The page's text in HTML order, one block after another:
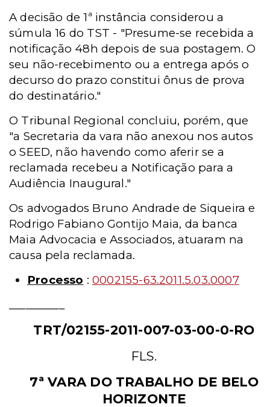
A decisão de 1ª instância considerou a
súmula 16 do TST - "Presume-se recebida a
notificação 48h depois de sua postagem. O
seu não-recebimento ou a entrega após o
decurso do prazo constitui ônus de prova
do destinatário."
O Tribunal Regional concluiu, porém, que
"a Secretaria da vara não anexou nos autos
o SEED, não havendo como aferir se a
reclamada recebeu a Notificação para a
Audiência Inaugural."
Os advogados Bruno Andrade de Siqueira e
Rodrigo Fabiano Gontijo Maia, da banca
Maia Advocacia e Associados, atuaram na
causa pela reclamada.
Processo :0002155-63.2011.5.03.0007
TRT/02155-2011-007-03-00-0-RO
FLS.
7ª VARA DO TRABALHO DE BELO
HORIZONTE